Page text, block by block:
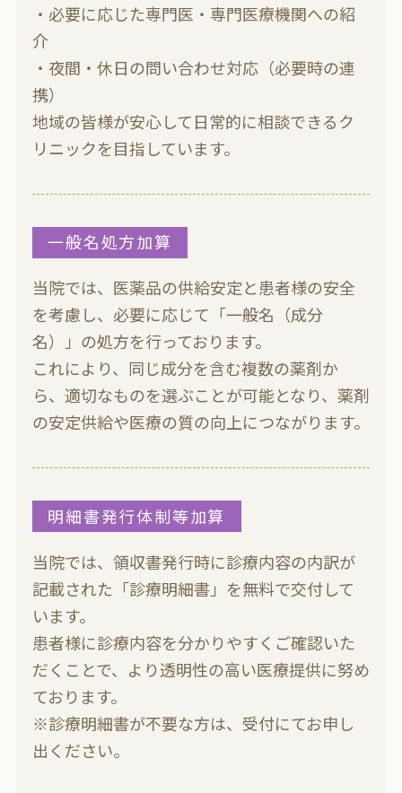
・必要に応じた専門医・専門医療機関への紹
介
・夜間・休日の問い合わせ対応（必要時の連
携）
地域の皆様が安心して日常的に相談できるク
リニックを目指しています。
一般名処方加算
当院では、医薬品の供給安定と患者様の安全
を考慮し、必要に応じて「一般名（成分
名）」の処方を行っております。
これにより、同じ成分を含む複数の薬剤か
ら、適切なものを選ぶことが可能となり、薬剤
の安定供給や医療の質の向上につながります。
明細書発行体制等加算
当院では、領収書発行時に診療内容の内訳が
記載された「診療明細書」を無料で交付して
います。
患者様に診療内容を分かりやすくご確認いた
だくことで、より透明性の高い医療提供に努め
ております。
※診療明細書が不要な方は、受付にてお申し
出ください。